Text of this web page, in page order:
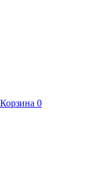
Корзина 0